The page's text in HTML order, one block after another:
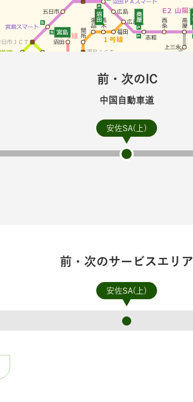
前・次のIC
中国自動車道
安佐SA(上)
前・次のサービスエリア
安佐SA(上)